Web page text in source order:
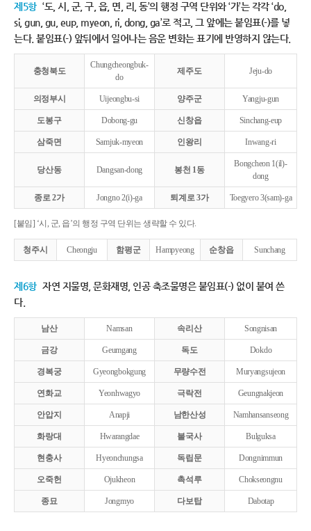
제5항 ‘도, 시, 군, 구, 읍, 면, 리, 동’의 행정 구역 단위와 ‘가’는 각각 ‘do,
si, gun, gu, eup, myeon, ri, dong, ga’로 적고, 그 앞에는 붙임표(-)를 넣
는다. 붙임표(-) 앞뒤에서 일어나는 음운 변화는 표기에 반영하지 않는다.
충청북도
Chungcheongbuk-
do
제주도 Jeju-do
의정부시 Uijeongbu-si 양주군 Yangju-gun
도봉구 Dobong-gu 신창읍 Sinchang-eup
삼죽면 Samjuk-myeon 인왕리 Inwang-ri
당산동 Dangsan-dong 봉천 1동
Bongcheon 1(il)-
dong
종로 2가 Jongno 2(i)-ga 퇴계로 3가 Toegyero 3(sam)-ga
[붙임] ‘시, 군, 읍’의 행정 구역 단위는 생략할 수 있다.
청주시 Cheongju 함평군 Hampyeong 순창읍 Sunchang
제6항 자연 지물명, 문화재명, 인공 축조물명은 붙임표(-) 없이 붙여 쓴
다.
남산 Namsan 속리산 Songnisan
금강 Geumgang 독도 Dokdo
경복궁 Gyeongbokgung 무량수전 Muryangsujeon
연화교 Yeonhwagyo 극락전 Geungnakjeon
안압지 Anapji 남한산성 Namhansanseong
화랑대 Hwarangdae 불국사 Bulguksa
현충사 Hyeonchungsa 독립문 Dongnimmun
오죽헌 Ojukheon 촉석루 Chokseongnu
종묘 Jongmyo 다보탑 Dabotap